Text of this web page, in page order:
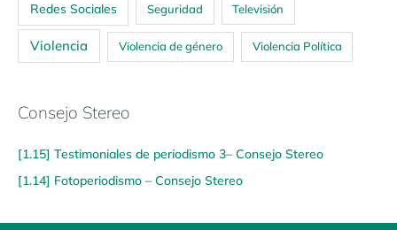
Redes Sociales Seguridad Televisión
Violencia Violencia de género Violencia Política
Consejo Stereo
[1.15] Testimoniales de periodismo 3– Consejo Stereo
[1.14] Fotoperiodismo – Consejo Stereo